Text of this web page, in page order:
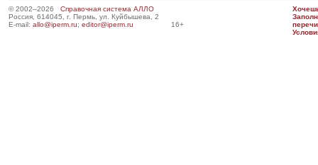
© 2002–2026 Справочная система АЛЛО
Россия, 614045, г. Пермь, ул. Куйбышева, 2
E-mail: allo@iperm.ru; editor@iperm.ru 16+